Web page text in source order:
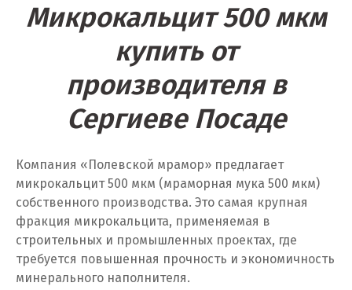
Тула
Ульяновск
Урай
Уфа
Учалы
Ф
Микрокальцит 500 мкм
купить от
производителя в
Сергиеве Посаде
Компания «Полевской мрамор» предлагает
микрокальцит 500 мкм (мраморная мука 500 мкм)
собственного производства. Это самая крупная
фракция микрокальцита, применяемая в
строительных и промышленных проектах, где
требуется повышенная прочность и экономичность
минерального наполнителя.